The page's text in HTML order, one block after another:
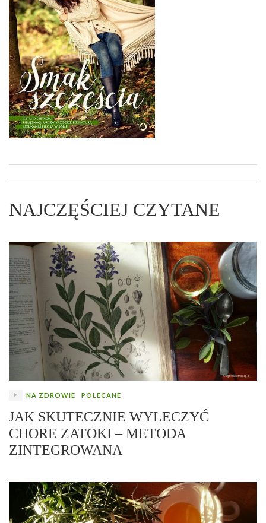
NAJCZĘŚCIEJ CZYTANE
NA ZDROWIE POLECANE
JAK SKUTECZNIE WYLECZYĆ
CHORE ZATOKI – METODA
ZINTEGROWANA